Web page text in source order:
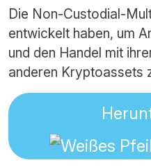
Die Non-Custodial-
entwickelt haben, um
und den Handel mit
anderen Kryptoassets